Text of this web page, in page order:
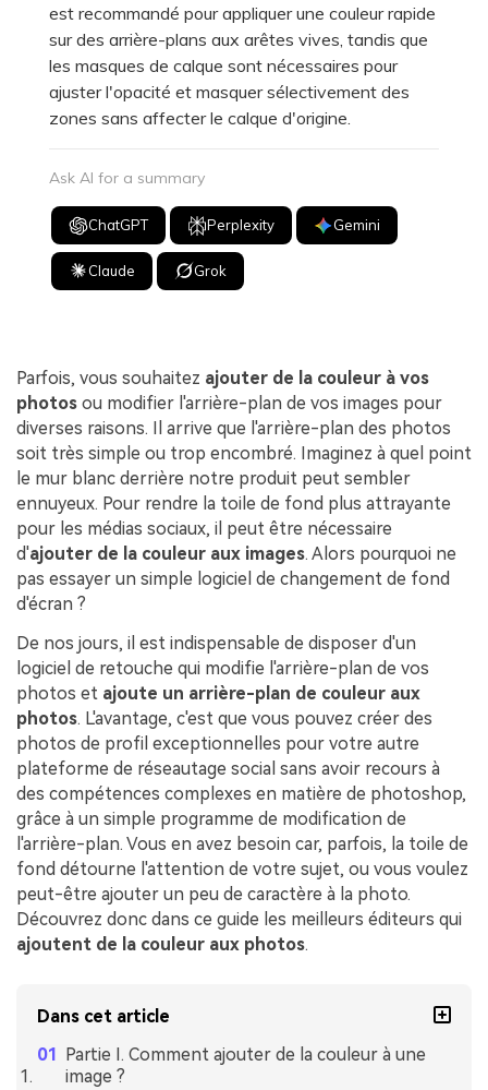
est recommandé pour appliquer une couleur rapide
sur des arrière-plans aux arêtes vives, tandis que
les masques de calque sont nécessaires pour
ajuster l'opacité et masquer sélectivement des
zones sans affecter le calque d'origine.
Ask AI for a summary
ChatGPT Perplexity Gemini
Claude Grok
Parfois, vous souhaitez ajouter de la couleur à vos
photos ou modifier l'arrière-plan de vos images pour
diverses raisons. Il arrive que l'arrière-plan des photos
soit très simple ou trop encombré. Imaginez à quel point
le mur blanc derrière notre produit peut sembler
ennuyeux. Pour rendre la toile de fond plus attrayante
pour les médias sociaux, il peut être nécessaire
d'ajouter de la couleur aux images. Alors pourquoi ne
pas essayer un simple logiciel de changement de fond
d'écran ?
De nos jours, il est indispensable de disposer d'un
logiciel de retouche qui modifie l'arrière-plan de vos
photos et ajoute un arrière-plan de couleur aux
photos. L'avantage, c'est que vous pouvez créer des
photos de profil exceptionnelles pour votre autre
plateforme de réseautage social sans avoir recours à
des compétences complexes en matière de photoshop,
grâce à un simple programme de modification de
l'arrière-plan. Vous en avez besoin car, parfois, la toile de
fond détourne l'attention de votre sujet, ou vous voulez
peut-être ajouter un peu de caractère à la photo.
Découvrez donc dans ce guide les meilleurs éditeurs qui
ajoutent de la couleur aux photos.
Dans cet article
Partie I. Comment ajouter de la couleur à une
image ?